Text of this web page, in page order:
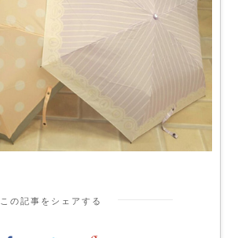
この記事をシェアする